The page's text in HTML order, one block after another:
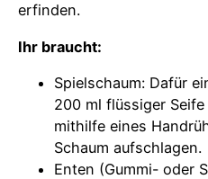
erfinden.
Ihr braucht:
Spielschaum: Dafür
200 ml flüssiger
mithilfe eines
Schaum aufschlagen.
Enten (Gummi- oder